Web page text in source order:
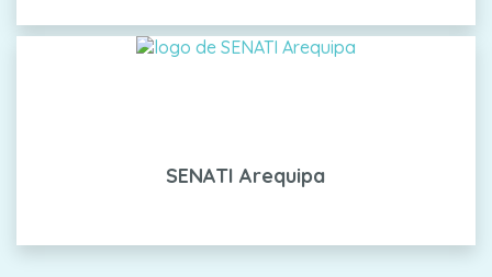
SENATI Arequipa